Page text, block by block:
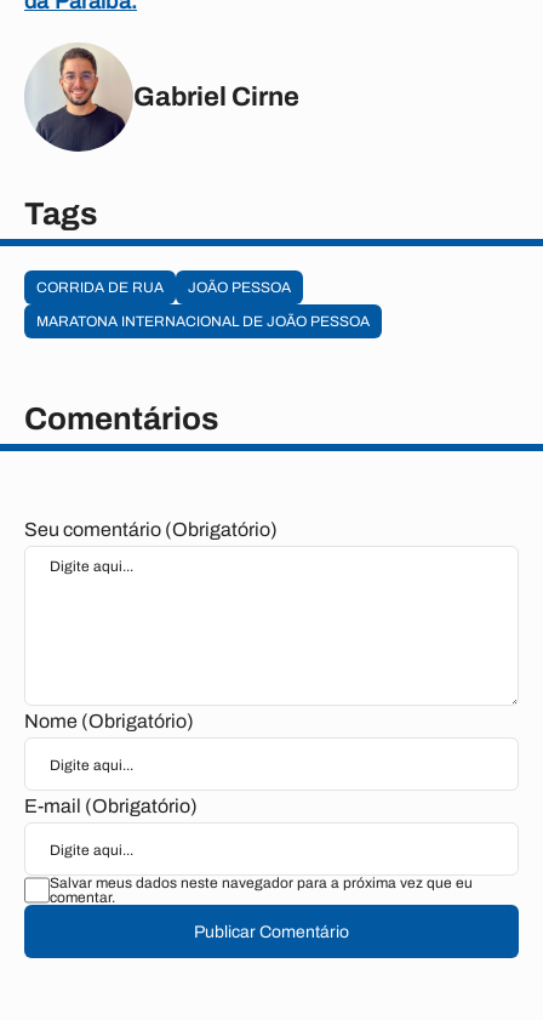
Gabriel Cirne
Tags
CORRIDA DE RUA
JOÃO PESSOA
MARATONA INTERNACIONAL DE JOÃO PESSOA
Comentários
Seu comentário (Obrigatório)
Nome (Obrigatório)
E-mail (Obrigatório)
Salvar meus dados neste navegador para a próxima vez que eu
comentar.
Publicar Comentário